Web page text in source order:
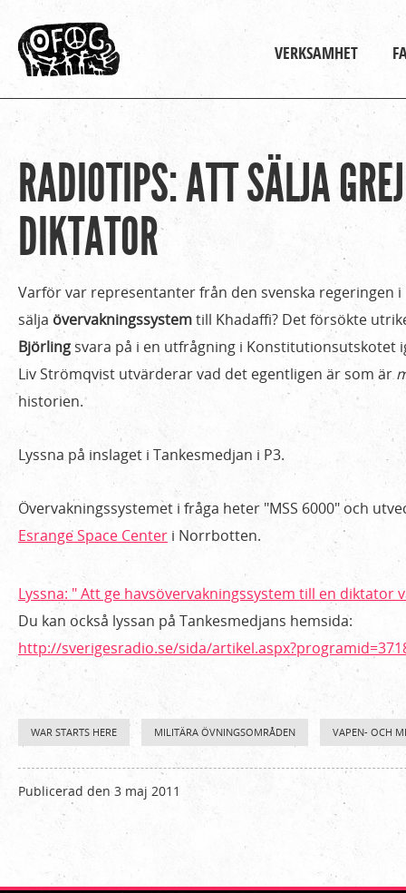
Huvudmeny
VERKSAMHET
Du
är
här
Hem
›
Om
Ofog
Nyheter
Radiotips:
Att
diktator
RADIOTIPS: ATT SÄLJA
DIKTATOR
Varför var representanter från den svenska regeringen i
sälja övervakningssystemtill Khadaffi? Det försökte
Björling svara på i en utfrågning i Konstitutionsutskotet
Liv Strömqvist utvärderar vad det egentligen är som är
historien.
Lyssna på inslaget i Tankesmedjan i P3.
Övervakningssystemet i fråga heter "MSS 6000" och
Esrange Space Center i Norrbotten.
Lyssna: " Att ge havsövervakningssystem till en diktator
Du kan också lyssan på Tankesmedjans hemsida:
http://sverigesradio.se/sida/
WAR STARTS HERE MILITÄRA ÖVNINGSOMRÅDEN VAPEN- OCH
Publicerad den 3 maj 2011